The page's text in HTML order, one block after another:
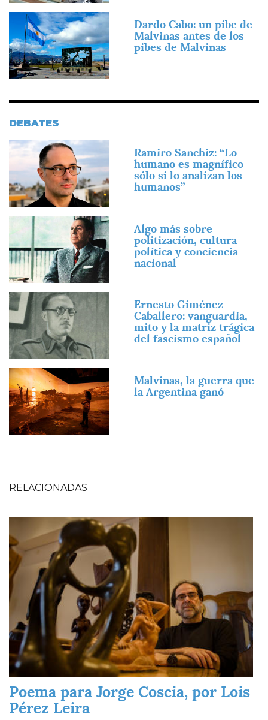
Imagen
Dardo Cabo: un pibe de
Malvinas antes de los
pibes de Malvinas
DEBATES
Imagen
Ramiro Sanchiz: “Lo
humano es magnífico
sólo si lo analizan los
humanos”
Algo más sobre
politización, cultura
política y conciencia
nacional
Imagen
Ernesto Giménez
Caballero: vanguardia,
mito y la matriz trágica
del fascismo español
Imagen
Malvinas, la guerra que
la Argentina ganó
RELACIONADAS
Poema para Jorge Coscia, por Lois
Pérez Leira